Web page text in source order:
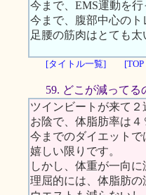
今まで、EMS運動を
今まで、腹部中心の
足腰の筋肉はとても
[タイトル一覧] [TOP
59. どこが減ってる
ツインビートが来て２
お陰で、体脂肪率は４
今までのダイエット
嬉しい限りです。
しかし、体重が一向に
理屈的には、体脂肪